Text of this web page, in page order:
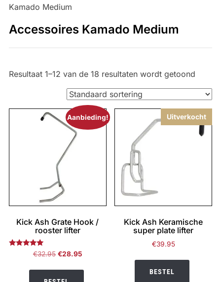
Kamado Medium
Accessoires Kamado Medium
Resultaat 1–12 van de 18 resultaten wordt getoond
Aanbieding!
Kick Ash Grate Hook /
rooster lifter
Gewaardeerd
€32.95 Oorspronkelijke
€28.95Huidige
Uitverkocht
Kick Ash Keramische
super plate lifter
€39.95
BESTEL